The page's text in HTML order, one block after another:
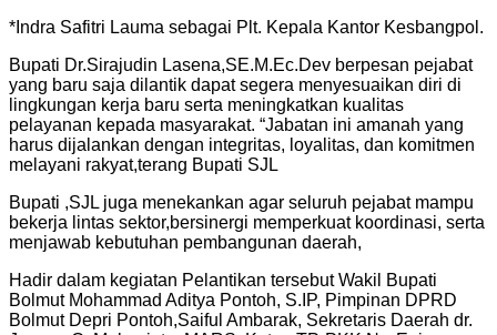
*Indra Safitri Lauma sebagai Plt. Kepala Kantor Kesbangpol.
Bupati Dr.Sirajudin Lasena,SE.M.Ec.Dev berpesan pejabat
yang baru saja dilantik dapat segera menyesuaikan diri di
lingkungan kerja baru serta meningkatkan kualitas
pelayanan kepada masyarakat. “Jabatan ini amanah yang
harus dijalankan dengan integritas, loyalitas, dan komitmen
melayani rakyat,terang Bupati SJL
Bupati ,SJL juga menekankan agar seluruh pejabat mampu
bekerja lintas sektor,bersinergi memperkuat koordinasi, serta
menjawab kebutuhan pembangunan daerah,
Hadir dalam kegiatan Pelantikan tersebut Wakil Bupati
Bolmut Mohammad Aditya Pontoh, S.IP, Pimpinan DPRD
Bolmut Depri Pontoh,Saiful Ambarak, Sekretaris Daerah dr.